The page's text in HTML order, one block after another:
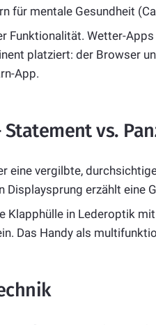
für mentale Gesundheit
Funktionalität. Wetter-
platziert: der Browser
App.
Statement vs.
eine vergilbte,
Displaysprung erzählt eine
Klapphülle in Lederoptik
Das Handy als